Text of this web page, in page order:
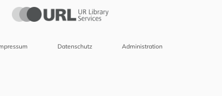
Datenschutz Administration